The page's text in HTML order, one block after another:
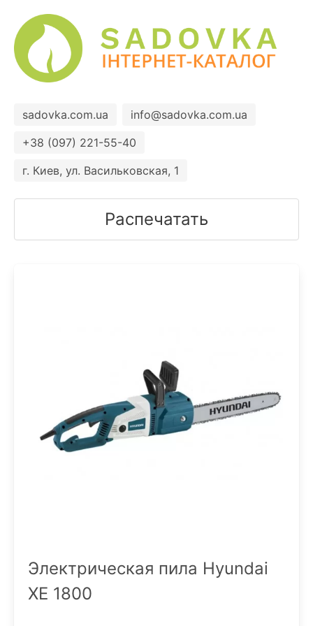
sadovka.com.ua
info@sadovka.com.ua
+38 (097) 221-55-40
г. Киев, ул. Васильковская, 1
Распечатать
Электрическая пила Hyundai
ХЕ 1800